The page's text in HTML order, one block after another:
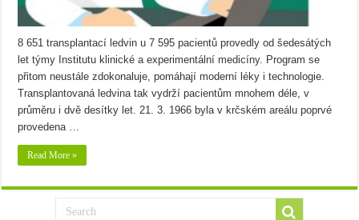
8 651 transplantací ledvin u 7 595 pacientů provedly od šedesátých
let týmy Institutu klinické a experimentální medicíny. Program se
přitom neustále zdokonaluje, pomáhají moderní léky i technologie.
Transplantovaná ledvina tak vydrží pacientům mnohem déle, v
průměru i dvě desítky let. 21. 3. 1966 byla v krčském areálu poprvé
provedena …
Read More »